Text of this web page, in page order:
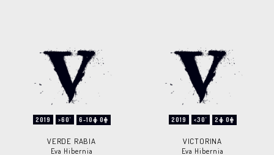
2019 >60' 6-10 0
VERDE RABIA
Eva Hibernia
2019 <30' 2 0
VICTORINA
Eva Hibernia